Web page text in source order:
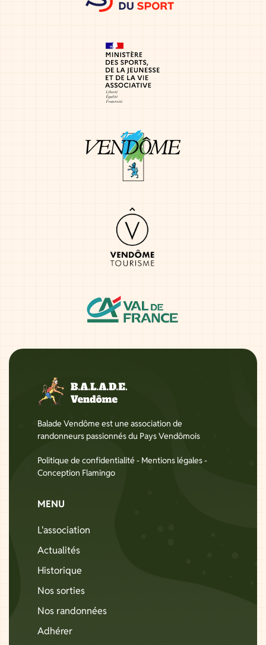
Balade Vendôme est une association de
randonneurs passionnés du Pays Vendômois
Politique de confidentialité - Mentions légales-
Conception Flamingo
MENU
L'association
Actualités
Historique
Nos sorties
Nos randonnées
Adhérer